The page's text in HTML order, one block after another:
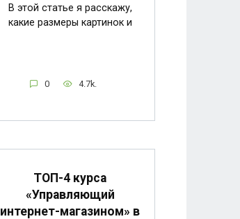
В этой статье я расскажу,
какие размеры картинок и
0 4.7k.
ТОП-4 курса
«Управляющий
интернет-магазином» в